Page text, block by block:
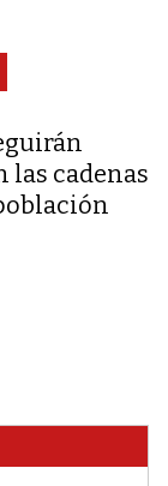
las cadenas